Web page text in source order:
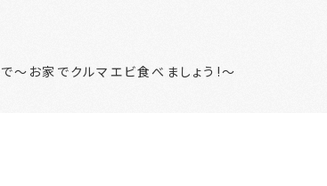
～お家でクルマエビ食べましょう!～